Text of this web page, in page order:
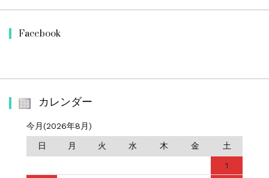
Facebook
カレンダー
今月(2026年8月)
日 月 火 水 木 金 土
1